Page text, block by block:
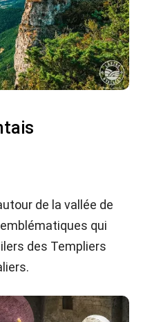
de la vallée de
qui
des Templiers